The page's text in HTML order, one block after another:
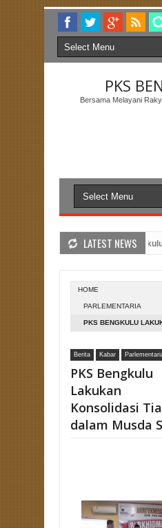
PKS
Bersama Melayani
LATEST NEWS
Bengkulu Utara PKS Bengkulu
2023 PKS Bengkulu
HOME
PARLEMENTARIA
PKS BENGKULU
Berita Kabar
PKS Bengkulu
Lakukan
Konsolidasi
dalam Musda